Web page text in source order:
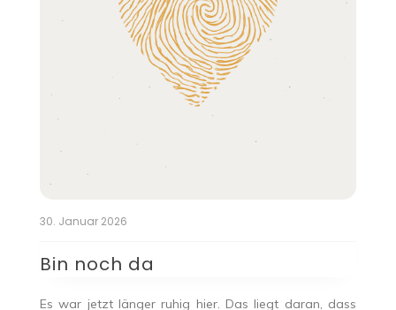
30. Januar 2026
Bin noch da
Es war jetzt länger ruhig hier. Das liegt daran, dass